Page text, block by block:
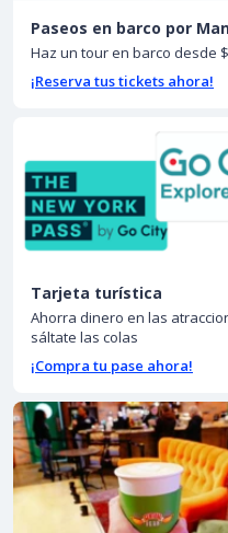
Paseos en barco por
Haz un tour en barco desde
¡Reserva tus tickets ahora!
Tarjeta turística
Ahorra dinero en las
sáltate las colas
¡Compra tu pase ahora!